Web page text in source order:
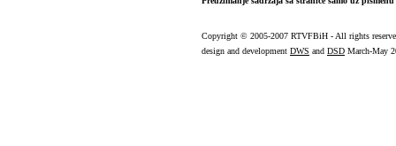
Copyright © 2005-2007 RTVFBiH - All rights
design and development DWS and DSD March-May